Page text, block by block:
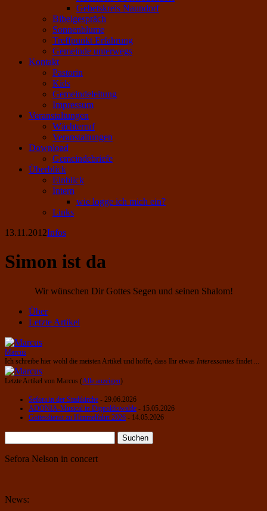
Gebetskreis Naundorf
Bibelgespräch
Sonnenblume
Treffpunkt Erfahrung
Gemeinde unterwegs
Kontakt
Pastorin
Kids
Gemeindeleitung
Impressum
Veranstaltungen
Wächterruf
Veranstaltungen
Download
Gemeindebriefe
Überblick
Einblick
Intern
wie logge ich mich ein?
Links
13.11.2012Infos
Simon ist da
Wir wünschen Dir Gottes Segen und seinen Shalom!
Über
Letzte Artikel
Marcus
Ich schreibe hier wohl die meisten Artikel und hoffe, dass Ihr etwas Interessantes findet ...
Letzte Artikel von Marcus (Alle anzeigen)
Sefora in der Stadtkirche - 29.06.2026
ADONIA-Musical in Dippoldiswalde - 15.05.2026
Gottesdienst zu Himmelfahrt 2026 - 14.05.2026
nach:
Sefora Nelson in concert
News: